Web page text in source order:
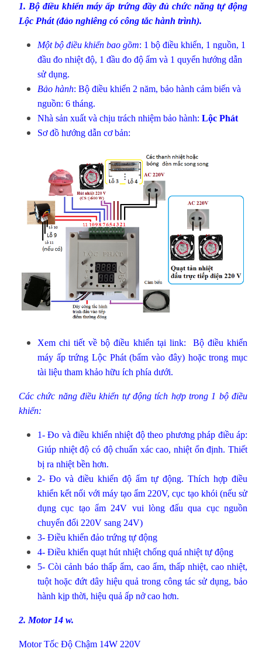
1. Bộ điều khiển máy ấp trứngđầy đủ chức năng tự động
Lộc Phát (đảo nghiêng có công tắc hành trình).
Một bộ điều khiển bao gồm: 1 bộ điều khiển, 1 nguồn, 1
đầu đo nhiệt độ, 1 đầu đo độ ẩm và 1 quyển hướng dẫn
sử dụng.
Bảo hành: Bộ điều khiển 2 năm, bảo hành cảm biến và
nguồn: 6 tháng.
Nhà sản xuất và chịu trách nhiệm bảo hành: Lộc Phát
Sơ đồ hướng dẫn cơ bản:
Xem chi tiết về bộ điều khiển tại link: Bộ điều khiển
máy ấp trứng Lộc Phát (bấm vào đây)hoặc trong mục
tài liệu tham khảo hữu ích phía dưới.
Các chức năng điều khiển tự động tích hợp trong 1 bộ điều
khiển:
1- Đo và điều khiển nhiệt độ theo phương pháp điều áp:
Giúp nhiệt độ có độ chuẩn xác cao, nhiệt ổn định. Thiết
bị ra nhiệt bền hơn.
2- Đo và điều khiển độ ẩm tự động. Thích hợp điều
khiển kết nối với máy tạo ẩm 220V, cục tạo khói (nếu sử
dụng cục tạo ẩm 24V vui lòng đấu qua cục nguồn
chuyển đổi 220V sang 24V)
3- Điều khiển đảo trứng tự động
4- Điều khiển quạt hút nhiệt chống quá nhiệt tự động
5- Còi cảnh báo thấp ẩm, cao ẩm, thấp nhiệt, cao nhiệt,
tuột hoặc đứt dây hiệu quả trong công tác sử dụng, bảo
hành kịp thời, hiệu quả ấp nở cao hơn.
2. Motor 14 w.
Motor Tốc Độ Chậm 14W 220V